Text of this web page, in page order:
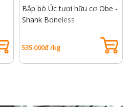
Bắp bò Úc tươi hữu cơ Obe -
Shank Boneless
535.000đ /kg